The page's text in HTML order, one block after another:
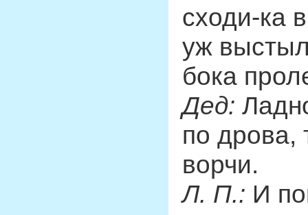
сходи-ка
уж
бока
Дед:
по дрова,
ворчи.
Л. П.: И